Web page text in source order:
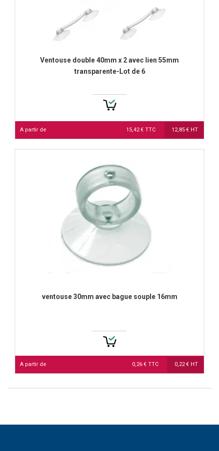
Ventouse double 40mm x 2 avec lien 55mm
transparente-Lot de 6
A partir de 15,42 € TTC 12,85 € HT
ventouse 30mm avec bague souple 16mm
A partir de 0,26 € TTC 0,22 € HT